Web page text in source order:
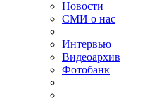
Новости
СМИ о нас
Интервью
Видеоархив
Фотобанк